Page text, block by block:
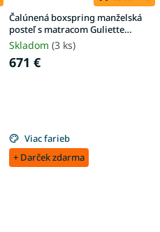
Čalúnená boxspring manželská
posteľ s matracom Guliette
180x200 - béžová
Skladom (3 ks)
671 €
Viac farieb
+ Darček zdarma